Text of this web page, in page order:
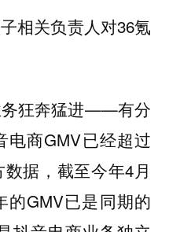
相关负责人对36氪
务狂奔猛进——有分
电商GMV已经超过
据，截至今年4月
的GMV已是同期的